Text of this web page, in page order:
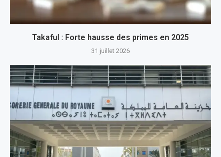
Takaful : Forte hausse des primes en 2025
31 juillet 2026